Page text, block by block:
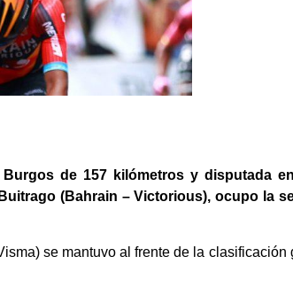
de 157 kilómetros y disputada
(Bahrain – Victorious), ocupo la
se mantuvo al frente de la clasificación